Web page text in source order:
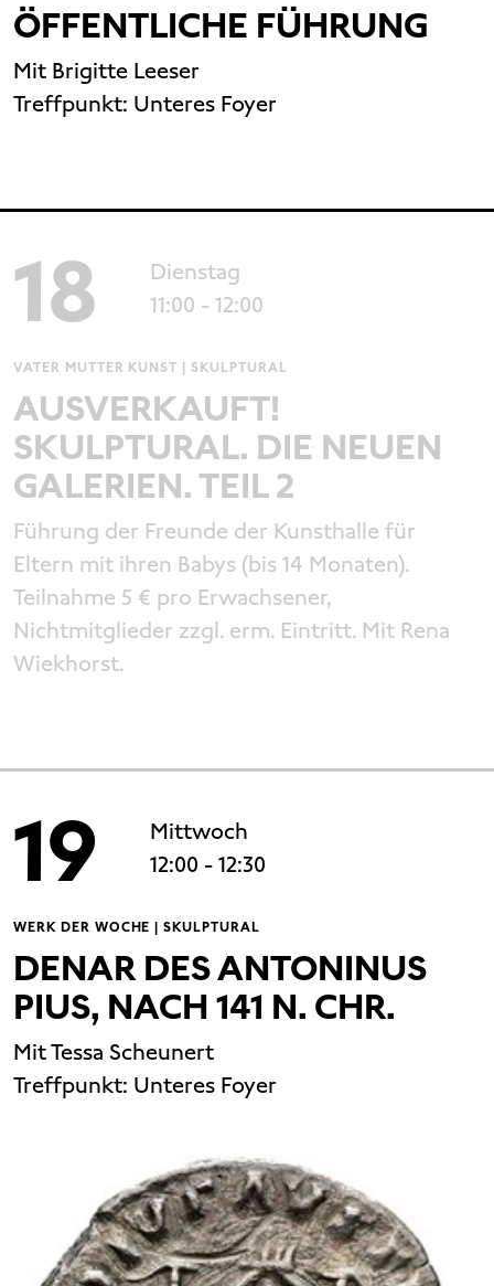
ÖFFENTLICHE FÜHRUNG
Mit Brigitte Leeser
Treffpunkt: Unteres Foyer
18
Dienstag
11:00 - 12:00
VATER MUTTER KUNST | SKULPTURAL
AUSVERKAUFT!
SKULPTURAL. DIE NEUEN
GALERIEN. TEIL 2
Führung der Freunde der Kunsthalle für
Eltern mit ihren Babys (bis 14 Monaten).
Teilnahme 5 € pro Erwachsener,
Nichtmitglieder zzgl. erm. Eintritt. Mit Rena
Wiekhorst.
19
Mittwoch
12:00 - 12:30
WERK DER WOCHE | SKULPTURAL
DENAR DES ANTONINUS
PIUS, NACH 141 N. CHR.
Mit Tessa Scheunert
Treffpunkt: Unteres Foyer